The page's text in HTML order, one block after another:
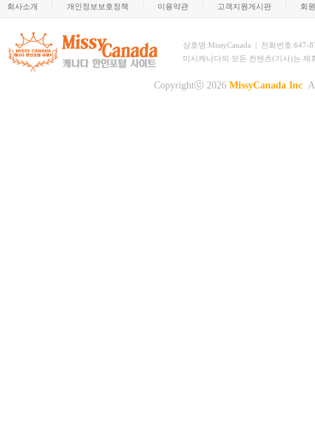
회사소개 개인정보보호정책 이용약관 고객지원게시판 회
상호명:MissyCanada | 전화번호:647-
미시캐나다의 모든 컨텐츠(기사)는
Copyrightⓒ 2026 MissyCanada Inc